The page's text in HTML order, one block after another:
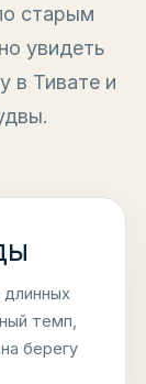
старым
увидеть
в Тивате и
темп,
берегу